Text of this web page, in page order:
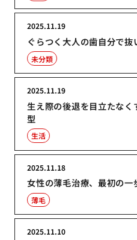
ぐらつく大人の歯自分で抜
2025.11.19
未分類
生え際の後退を目立たな
型
2025.11.19
生活
女性の薄毛治療、最初の
2025.11.18
薄毛
2025.11.10